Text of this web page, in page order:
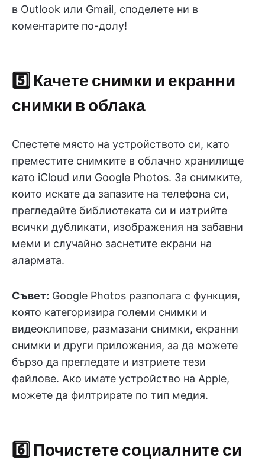
в Outlook или Gmail, споделете ни в
коментарите по-долу!
5️⃣ Качете снимки и екранни
снимки в облака
Спестете място на устройството си, като
преместите снимките в облачно хранилище
като iCloud или Google Photos. За снимките,
които искате да запазите на телефона си,
прегледайте библиотеката си и изтрийте
всички дубликати, изображения на забавни
меми и случайно заснетите екрани на
алармата.
Съвет: Google Photos разполага с функция,
която категоризира големи снимки и
видеоклипове, размазани снимки, екранни
снимки и други приложения, за да можете
бързо да прегледате и изтриете тези
файлове. Ако имате устройство на Apple,
можете да филтрирате по тип медия.
6️⃣ Почистете социалните си